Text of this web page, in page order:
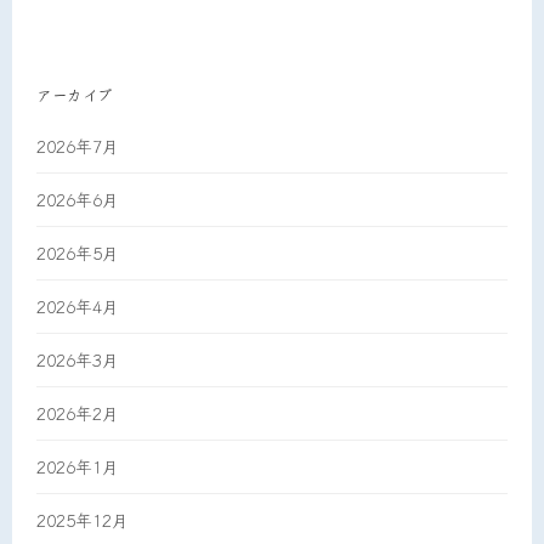
アーカイブ
2026年7月
2026年6月
2026年5月
2026年4月
2026年3月
2026年2月
2026年1月
2025年12月